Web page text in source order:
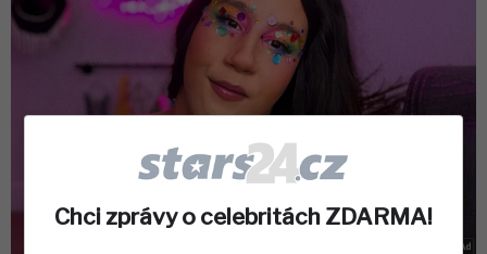
Chci zprávy o celebritách ZDARMA!